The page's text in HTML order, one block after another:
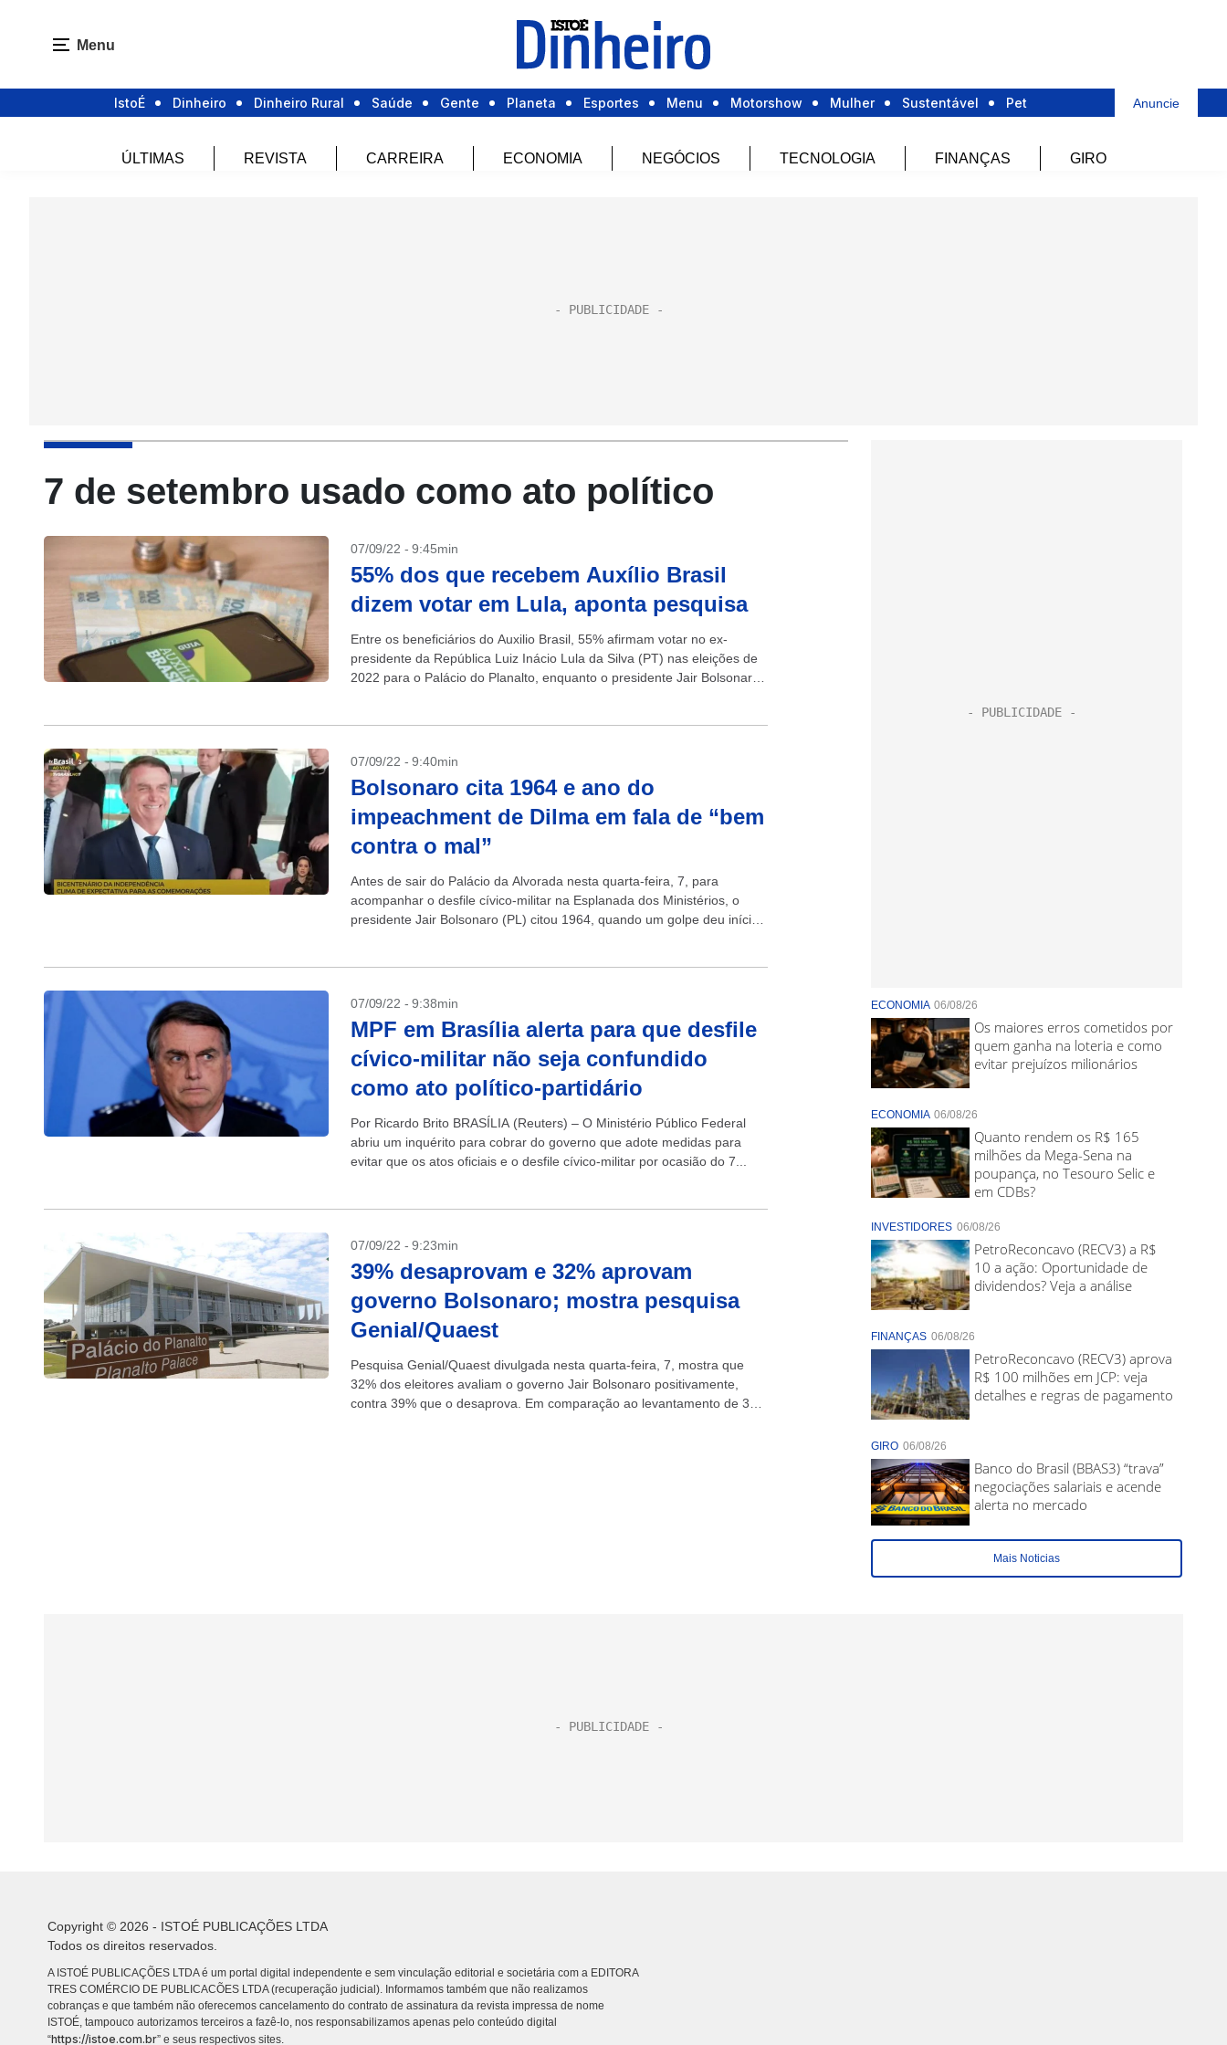
Menu
IstoÉ Dinheiro Dinheiro Rural Saúde Gente Planeta Esportes Menu Motorshow Mulher Sustentável Pet Anuncie
ÚLTIMAS REVISTA CARREIRA ECONOMIA NEGÓCIOS TECNOLOGIA FINANÇAS GIRO
7 de setembro usado como ato político
07/09/22 - 9:45min
55% dos que recebem Auxílio Brasil
dizem votar em Lula, aponta pesquisa
Entre os beneficiários do Auxilio Brasil, 55% afirmam votar no ex-
presidente da República Luiz Inácio Lula da Silva (PT) nas eleições de
2022 para o Palácio do Planalto, enquanto o presidente Jair Bolsonaro
07/09/22 - 9:40min
Bolsonaro cita 1964 e ano do
impeachment de Dilma em fala de “bem
contra o mal”
Antes de sair do Palácio da Alvorada nesta quarta-feira, 7, para
acompanhar o desfile cívico-militar na Esplanada dos Ministérios, o
presidente Jair Bolsonaro (PL) citou 1964, quando um golpe deu início
07/09/22 - 9:38min
MPF em Brasília alerta para que desfile
cívico-militar não seja confundido
como ato político-partidário
Por Ricardo Brito BRASÍLIA (Reuters) – O Ministério Público Federal
abriu um inquérito para cobrar do governo que adote medidas para
evitar que os atos oficiais e o desfile cívico-militar por ocasião do 7...
07/09/22 - 9:23min
39% desaprovam e 32% aprovam
governo Bolsonaro; mostra pesquisa
Genial/Quaest
Pesquisa Genial/Quaest divulgada nesta quarta-feira, 7, mostra que
32% dos eleitores avaliam o governo Jair Bolsonaro positivamente,
contra 39% que o desaprova. Em comparação ao levantamento de 31
ECONOMIA 06/08/26
Os maiores erros cometidos por
quem ganha na loteria e como
evitar prejuízos milionários
ECONOMIA 06/08/26
Quanto rendem os R$ 165
milhões da Mega-Sena na
poupança, no Tesouro Selic e
em CDBs?
INVESTIDORES 06/08/26
PetroReconcavo (RECV3) a R$
10 a ação: Oportunidade de
dividendos? Veja a análise
FINANÇAS 06/08/26
PetroReconcavo (RECV3) aprova
R$ 100 milhões em JCP: veja
detalhes e regras de pagamento
GIRO 06/08/26
Banco do Brasil (BBAS3) “trava”
negociações salariais e acende
alerta no mercado
Mais Noticias
Copyright © 2026 - ISTOÉ PUBLICAÇÕES LTDA
Todos os direitos reservados.
A ISTOÉ PUBLICAÇÕES LTDA é um portal digital independente e sem vinculação editorial e societária com a EDITORA
TRES COMÉRCIO DE PUBLICACÕES LTDA (recuperação judicial). Informamos também que não realizamos
cobranças e que também não oferecemos cancelamento do contrato de assinatura da revista impressa de nome
ISTOÉ, tampouco autorizamos terceiros a fazê-lo, nos responsabilizamos apenas pelo conteúdo digital
“https://istoe.com.br” e seus respectivos sites.